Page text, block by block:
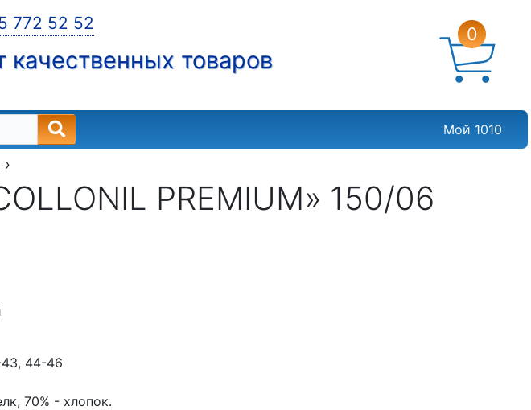
772 52 52
качественных товаров
0
Мой 1010
›
PREMIUM» 150/06
44-46
70% - хлопок.